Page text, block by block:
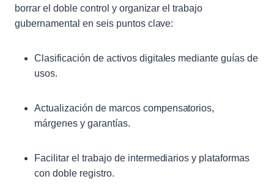
borrar el doble control y organizar el trabajo
gubernamental en seis puntos clave:
Clasificación de activos digitales mediante guías de
usos.
Actualización de marcos compensatorios,
márgenes y garantías.
Facilitar el trabajo de intermediarios y plataformas
con doble registro.